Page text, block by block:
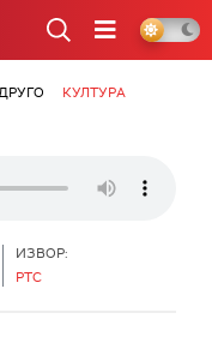
КУЛТУРА
ИЗВОР:
РТС